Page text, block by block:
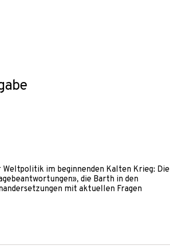
Weltpolitik im beginnenden Kalten Krieg: Die
die Barth in den
mit aktuellen Fragen